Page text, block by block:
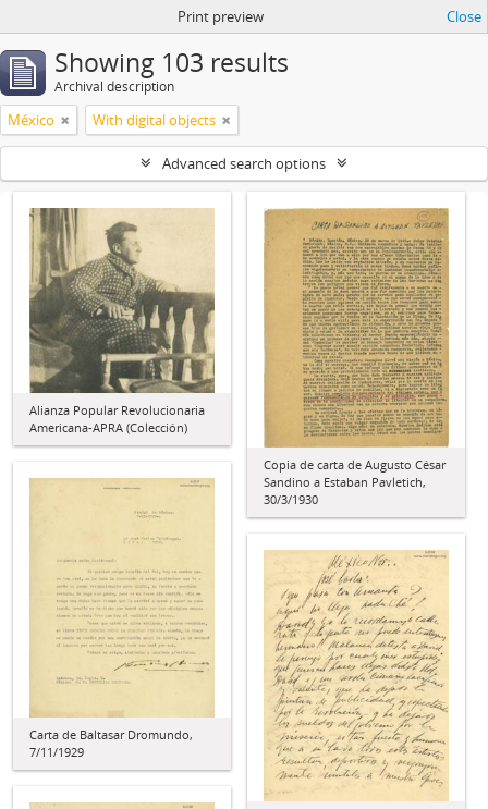
Print preview Close
Showing 103 results
Archival description
México With digital objects
Advanced search options
Alianza Popular Revolucionaria
Americana-APRA (Colección)
Copia de carta de Augusto César
Sandino a Estaban Pavletich,
30/3/1930
Carta de Baltasar Dromundo,
7/11/1929